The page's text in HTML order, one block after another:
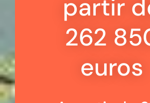
partir
262
euros